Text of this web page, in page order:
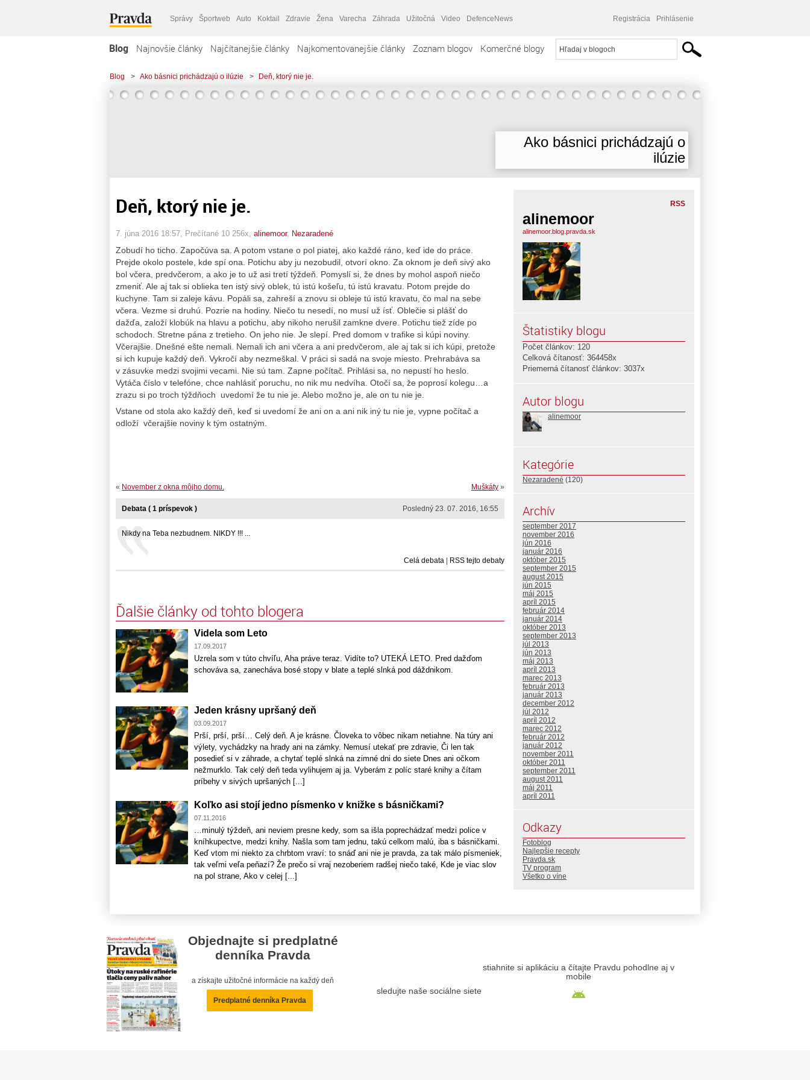
Správy Športweb Auto Koktail Zdravie Žena Varecha Záhrada Užitočná Video DefenceNews Registrácia Prihlásenie
Blog Najnovšie články Najčítanejšie články Najkomentovanejšie články Zoznam blogov Komerčné blogy
Blog > Ako básnici prichádzajú o ilúzie > Deň, ktorý nie je.
Ako básnici prichádzajú o
ilúzie
Deň, ktorý nie je.
7. júna 2016 18:57 , Prečítané 10 256x, alinemoor, Nezaradené
Zobudí ho ticho. Započúva sa. A potom vstane o pol piatej, ako každé ráno, keď ide do práce.
Prejde okolo postele, kde spí ona. Potichu aby ju nezobudil, otvorí okno. Za oknom je deň sivý ako
bol včera, predvčerom, a ako je to už asi tretí týždeň. Pomyslí si, že dnes by mohol aspoň niečo
zmeniť. Ale aj tak si oblieka ten istý sivý oblek, tú istú košeľu, tú istú kravatu. Potom prejde do
kuchyne. Tam si zaleje kávu. Popáli sa, zahreší a znovu si obleje tú istú kravatu, čo mal na sebe
včera. Vezme si druhú. Pozrie na hodiny. Niečo tu nesedí, no musí už ísť. Oblečie si plášť do
dažďa, založí klobúk na hlavu a potichu, aby nikoho nerušil zamkne dvere. Potichu tiež zíde po
schodoch. Stretne pána z tretieho. On jeho nie. Je slepí. Pred domom v trafike si kúpi noviny.
Včerajšie. Dnešné ešte nemali. Nemali ich ani včera a ani predvčerom, ale aj tak si ich kúpi, pretože
si ich kupuje každý deň. Vykročí aby nezmeškal. V práci si sadá na svoje miesto. Prehrabáva sa
v zásuvke medzi svojimi vecami. Nie sú tam. Zapne počítač. Prihlási sa, no nepustí ho heslo.
Vytáča číslo v telefóne, chce nahlásiť poruchu, no nik mu nedvíha. Otočí sa, že poprosí kolegu…a
zrazu si po troch týždňoch uvedomí že tu nie je. Alebo možno je, ale on tu nie je.
Vstane od stola ako každý deň, keď si uvedomí že ani on a ani nik iný tu nie je, vypne počítač a
odloží včerajšie noviny k tým ostatným.
Muškáty »
« November z okna môjho domu.
Posledný 23. 07. 2016, 16:55
Debata ( 1 príspevok )
Nikdy na Teba nezbudnem. NIKDY !!! ...
Celá debata RSS tejto debaty
Ďalšie články od tohto blogera
Videla som Leto
17.09.2017
Uzrela som v túto chvíľu, Aha práve teraz. Vidíte to? UTEKÁ LETO. Pred dažďom
schováva sa, zanecháva bosé stopy v blate a teplé slnká pod dáždnikom.
Jeden krásny upršaný deň
03.09.2017
Prší, prší, prší… Celý deň. A je krásne. Človeka to vôbec nikam netiahne. Na túry ani
výlety, vychádzky na hrady ani na zámky. Nemusí utekať pre zdravie, Či len tak
posedieť si v záhrade, a chytať teplé slnká na zimné dni do siete Dnes ani očkom
nežmurklo. Tak celý deň teda vylihujem aj ja. Vyberám z políc staré knihy a čítam
príbehy v sivých upršaných [...]
Koľko asi stojí jedno písmenko v knižke s básničkami?
07.11.2016
…minulý týždeň, ani neviem presne kedy, som sa išla poprechádzať medzi police v
kníhkupectve, medzi knihy. Našla som tam jednu, takú celkom malú, iba s básničkami.
Keď vtom mi niekto za chrbtom vraví: to snáď ani nie je pravda, za tak málo písmeniek,
tak veľmi veľa peňazí? Že prečo si vraj nezoberiem radšej niečo také, Kde je viac slov
na pol strane, Ako v celej [...]
RSS
alinemoor
alinemoor.blog.pravda.sk
Štatistiky blogu
Počet článkov: 120
Celková čítanosť: 364458x
Priemerná čítanosť článkov: 3037x
Autor blogu
alinemoor
Kategórie
Nezaradené (120)
Archív
september 2017
november 2016
jún 2016
január 2016
október 2015
september 2015
august 2015
jún 2015
máj 2015
apríl 2015
február 2014
január 2014
október 2013
september 2013
júl 2013
jún 2013
máj 2013
apríl 2013
marec 2013
február 2013
január 2013
december 2012
júl 2012
apríl 2012
marec 2012
február 2012
január 2012
november 2011
október 2011
september 2011
august 2011
máj 2011
apríl 2011
Odkazy
Fotoblog
Najlepšie recepty
Pravda.sk
TV program
Všetko o víne
Objednajte si predplatné
denníka Pravda
a získajte užitočné informácie na každý deň
Predplatné denníka Pravda
sledujte naše sociálne siete
stiahnite si aplikáciu a čítajte Pravdu pohodlne aj v
mobile